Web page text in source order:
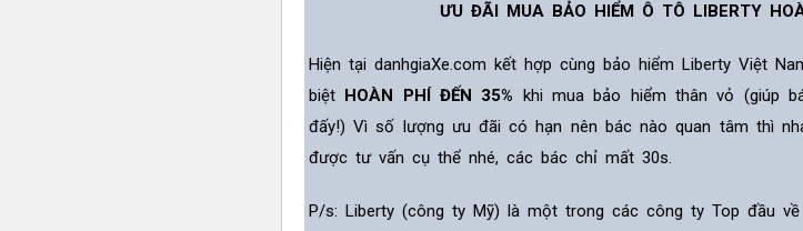
ƯU ĐÃI MUA BẢO HIỂM Ô TÔ LIBERTY
Hiện tại danhgiaXe.com kết hợp cùng bảo hiểm Liberty Việt
biệt HOÀN PHÍ ĐẾN 35% khi mua bảo hiểm thân vỏ (giúp
đấy!) Vì số lượng ưu đãi có hạn nên bác nào quan tâm thì
được tư vấn cụ thể nhé, các bác chỉ mất 30s.
P/s: Liberty (công ty Mỹ) là một trong các công ty Top đầu